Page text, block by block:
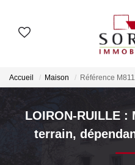
Nos
Notre
Accueil Maison Référence
LOIRON-RUILLE
terrain,